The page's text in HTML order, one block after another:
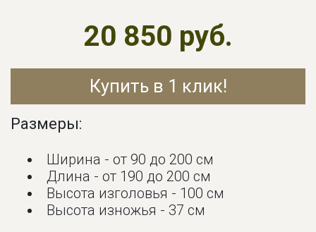
Купить в 1 клик!
20 850 руб.
Размеры:
Ширина - от 90 до 200 см
Длина - от 190 до 200 см
Высота изголовья - 100 см
Высота изножья - 37 см